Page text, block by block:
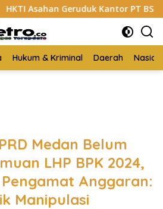
Kantor PT BSP Kisaran
Hukum & Kriminal Daerah
Medan Belum
LHP BPK 2024,
Pengamat Anggaran:
Manipulasi